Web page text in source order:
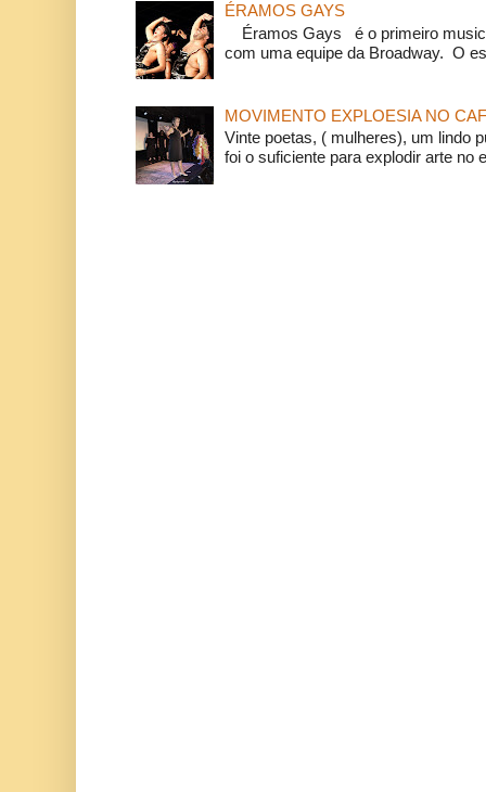
ÉRAMOS GAYS
Éramos Gays é o primeiro
com uma equipe da Broadway. O
MOVIMENTO EXPLOESIA NO
Vinte poetas, ( mulheres), um lindo
foi o suficiente para explodir arte no